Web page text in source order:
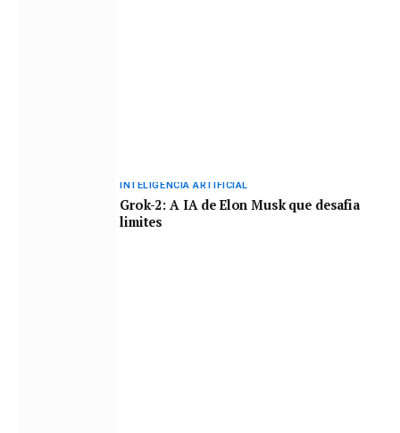
INTELIGÊNCIA ARTIFICIAL
Grok-2: A IA de Elon Musk que desafia
limites